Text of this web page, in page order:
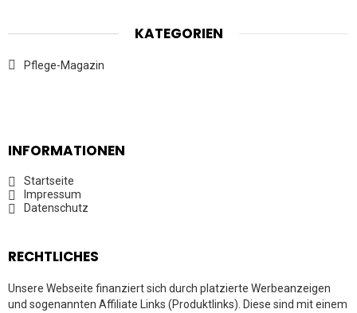
KATEGORIEN
Pflege-Magazin
INFORMATIONEN
Startseite
Impressum
Datenschutz
RECHTLICHES
Unsere Webseite finanziert sich durch platzierte Werbeanzeigen
und sogenannten Affiliate Links (Produktlinks). Diese sind mit einem